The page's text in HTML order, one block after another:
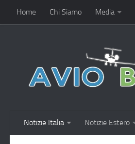
Home Chi Siamo Media
Notizie Italia Notizie Estero